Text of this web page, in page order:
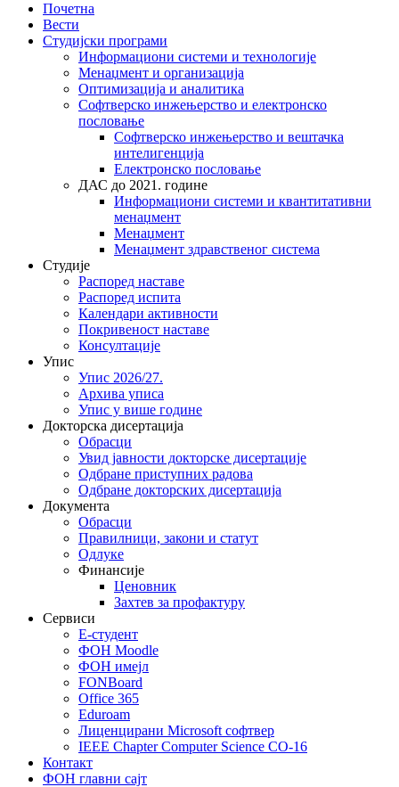
Почетна
Вести
Студијски програми
Информациони системи и технологије
Менаџмент и организација
Оптимизација и аналитика
Софтверско инжењерство и електронско
пословање
Софтверско инжењерство и вештачка
интелигенција
Електронско пословање
ДАС до 2021. године
Информациони системи и квантитативни
менаџмент
Менаџмент
Менаџмент здравственог система
Студије
Распоред наставе
Распоред испита
Календари активности
Покривеност наставе
Консултације
Упис
Упис 2026/27.
Архива уписа
Упис у више године
Докторска дисертација
Обрасци
Увид јавности докторске дисертације
Одбране приступних радова
Одбране докторских дисертација
Документа
Обрасци
Правилници, закони и статут
Одлуке
Финансије
Ценовник
Захтев за профактуру
Сервиси
Е-студент
ФОН Moodle
ФОН имејл
FONBoard
Office 365
Eduroam
Лиценцирани Microsoft софтвер
IEEE Chapter Computer Science CO-16
Контакт
ФОН главни сајт